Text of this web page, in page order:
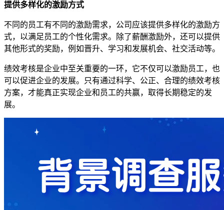
提供多样化的激励方式
不同的员工有不同的激励需求，公司应该提供多样化的激励方
式，以满足员工的个性化需求。除了薪酬激励外，还可以提供
其他形式的奖励，例如晋升、学习和发展机会、社交活动等。
绩效考核是企业中至关重要的一环，它不仅可以激励员工，也
可以促进企业的发展。只有通过科学、公正、合理的绩效考核
方案，才能真正实现企业和员工的共赢，取得长期稳定的发
展。